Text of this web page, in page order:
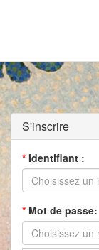
S'inscrire
* Identifiant :
* Mot de passe: